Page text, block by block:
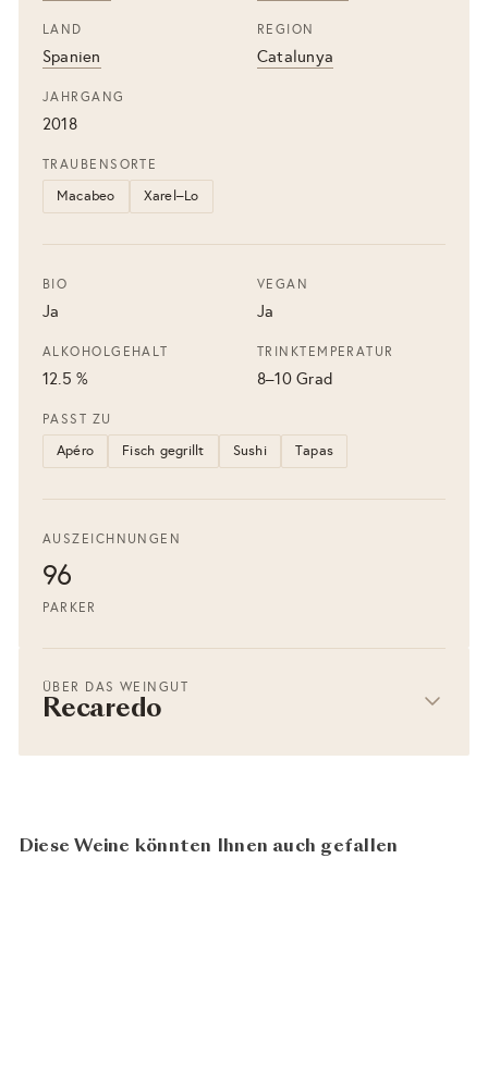
LAND
Spanien
REGION
Catalunya
JAHRGANG
2018
TRAUBENSORTE
Macabeo Xarel–Lo
BIO
Ja
VEGAN
Ja
ALKOHOLGEHALT
12.5 %
TRINKTEMPERATUR
8–10 Grad
PASST ZU
Apéro Fisch gegrillt Sushi Tapas
AUSZEICHNUNGEN
96
PARKER
ÜBER DAS WEINGUT
Recaredo
Diese Weine könnten Ihnen auch gefallen